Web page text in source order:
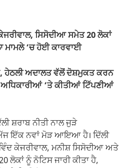
y
Li
n
k
e
ਸਿਸੋਦੀਆ ਸਮੇਤ 20 ਲੋਕਾਂ
ਮਾਮਲੇ ‘ਚ ਹੋਈ ਕਾਰਵਾਈ
ਹੇਠਲੀ ਅਦਾਲਤ ਵੱਲੋਂ ਦੋਸ਼ਮੁਕਤ ਕਰਨ
ਅਧਿਕਾਰੀਆਂ ‘ਤੇ ਕੀਤੀਆਂ ਟਿੱਪਣੀਆਂ
ਸ਼ਰਾਬ ਨੀਤੀ ਨਾਲ ਜੁੜੇ
ਅੱਜ ਇੱਕ ਨਵਾਂ ਮੋੜ ਆਇਆ ਹੈ। ਦਿੱਲੀ
ਕੇਜਰੀਵਾਲ, ਮਨੀਸ਼ ਸਿਸੋਦੀਆ ਅਤੇ
ਲੋਕਾਂ ਨੂੰ ਨੋਟਿਸ ਜਾਰੀ ਕੀਤਾ ਹੈ,